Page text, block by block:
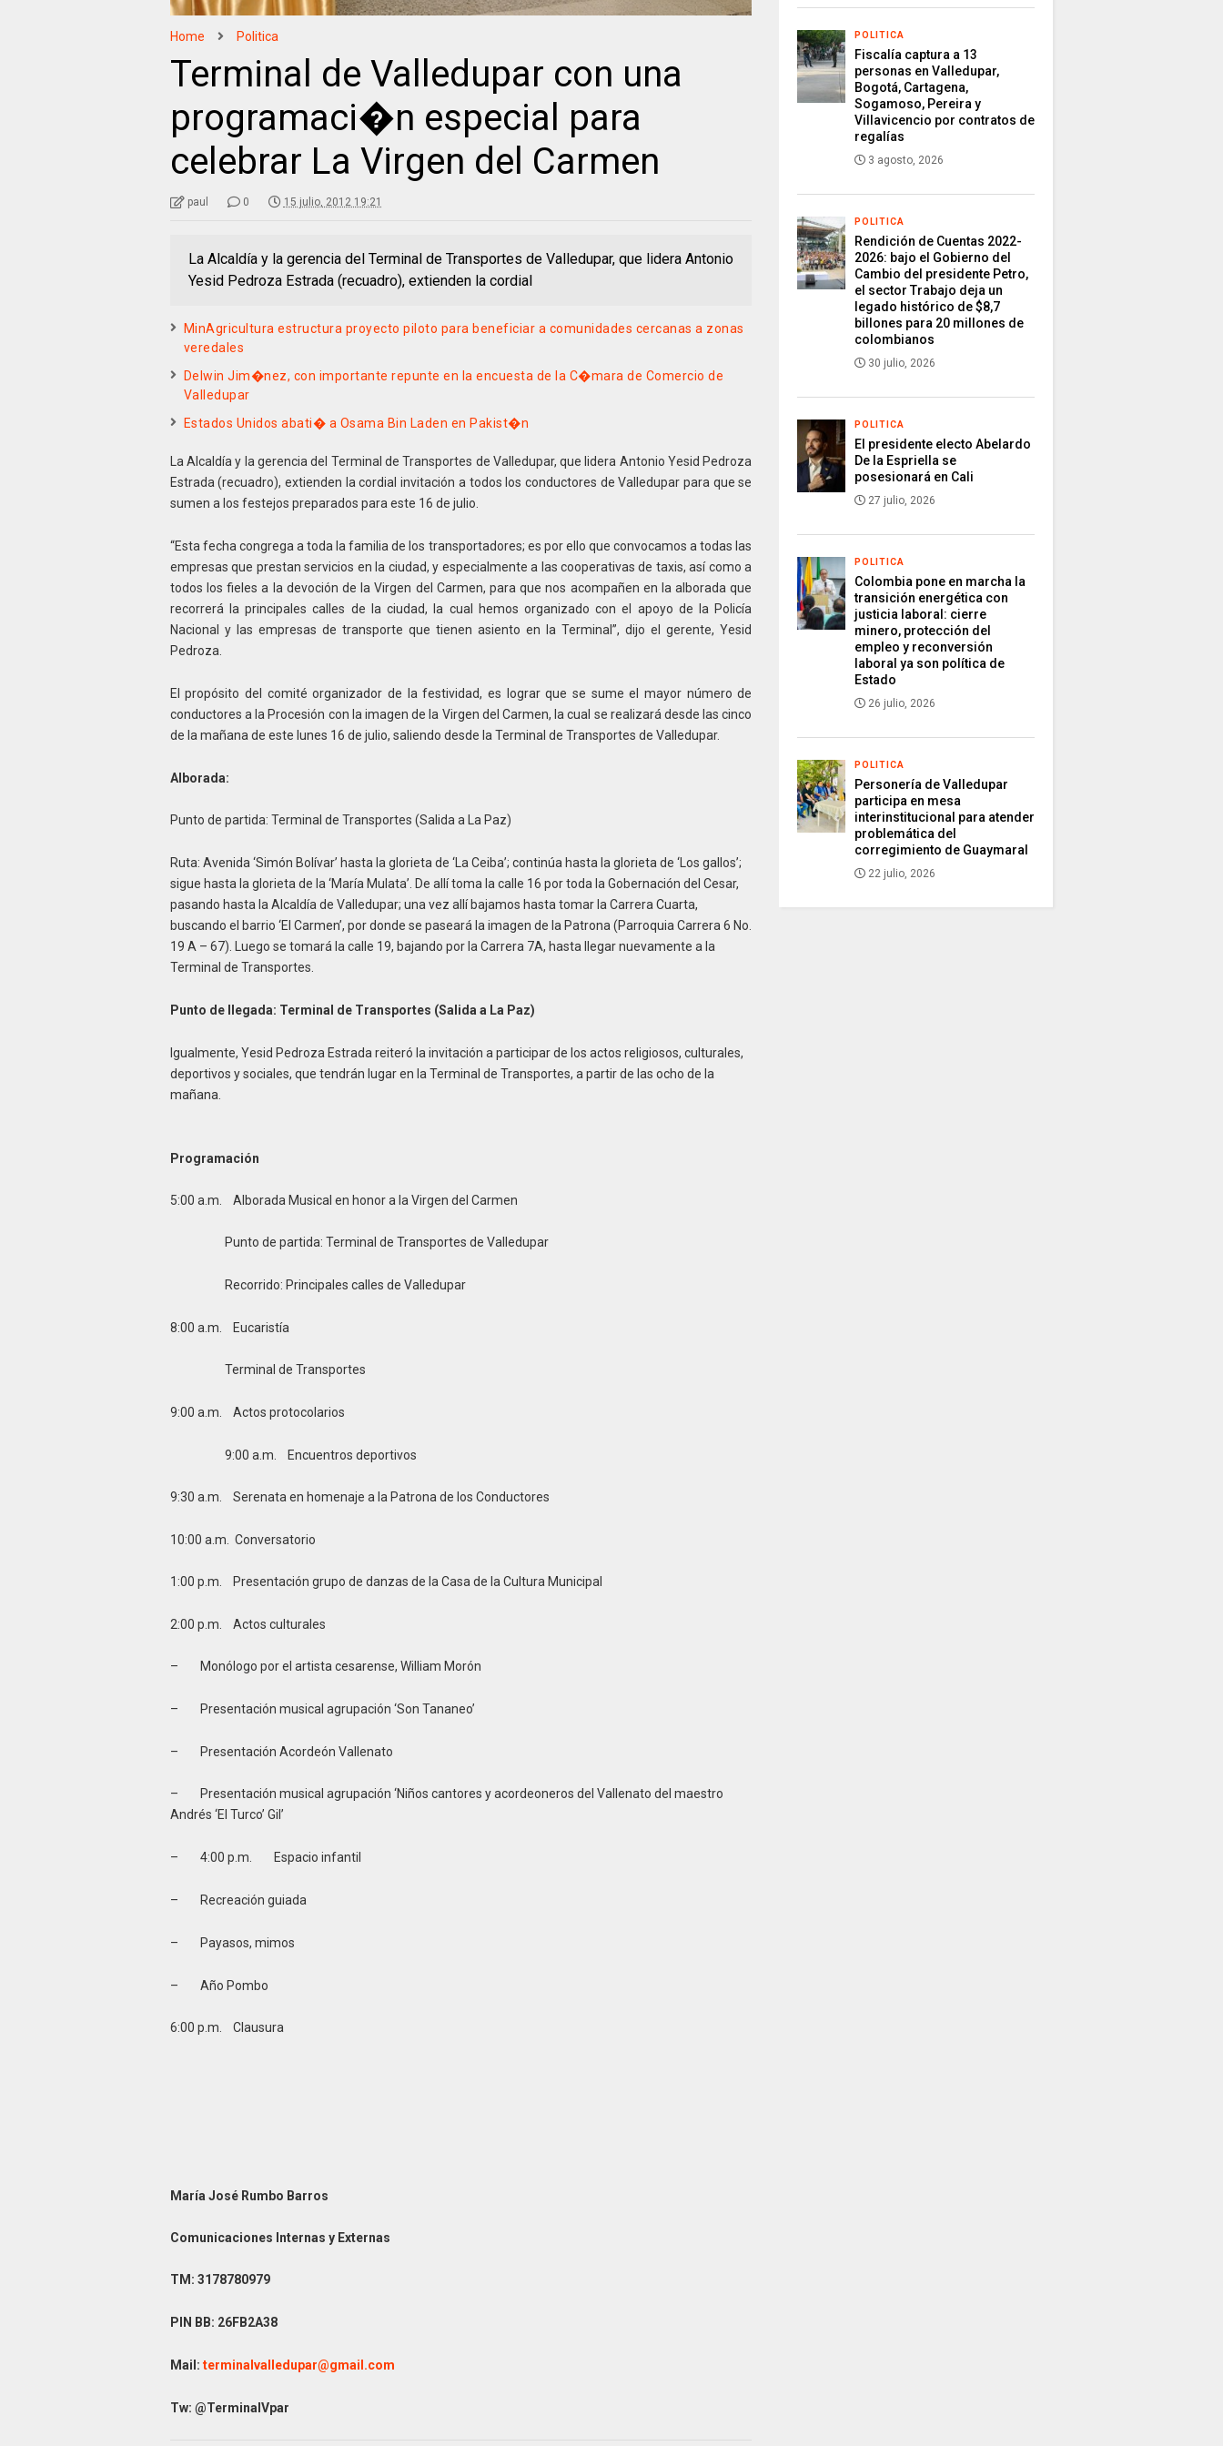
Home Politica
Terminal de Valledupar con una
programaci�n especial para
celebrar La Virgen del Carmen
paul 0 15 julio, 2012 19:21
La Alcaldía y la gerencia del Terminal de Transportes de Valledupar, que lidera Antonio
Yesid Pedroza Estrada (recuadro), extienden la cordial
MinAgricultura estructura proyecto piloto para beneficiar a comunidades cercanas a zonas
veredales
Delwin Jim�nez, con importante repunte en la encuesta de la C�mara de Comercio de
Valledupar
Estados Unidos abati� a Osama Bin Laden en Pakist�n
La Alcaldía y la gerencia del Terminal de Transportes de Valledupar, que lidera Antonio Yesid Pedroza
Estrada (recuadro), extienden la cordial invitación a todos los conductores de Valledupar para que se
sumen a los festejos preparados para este 16 de julio.
“Esta fecha congrega a toda la familia de los transportadores; es por ello que convocamos a todas las
empresas que prestan servicios en la ciudad, y especialmente a las cooperativas de taxis, así como a
todos los fieles a la devoción de la Virgen del Carmen, para que nos acompañen en la alborada que
recorrerá la principales calles de la ciudad, la cual hemos organizado con el apoyo de la Policía
Nacional y las empresas de transporte que tienen asiento en la Terminal”, dijo el gerente, Yesid
Pedroza.
El propósito del comité organizador de la festividad, es lograr que se sume el mayor número de
conductores a la Procesión con la imagen de la Virgen del Carmen, la cual se realizará desde las cinco
de la mañana de este lunes 16 de julio, saliendo desde la Terminal de Transportes de Valledupar.
Alborada:
Punto de partida: Terminal de Transportes (Salida a La Paz)
Ruta: Avenida ‘Simón Bolívar’ hasta la glorieta de ‘La Ceiba’; continúa hasta la glorieta de ‘Los gallos’;
sigue hasta la glorieta de la ‘María Mulata’. De allí toma la calle 16 por toda la Gobernación del Cesar,
pasando hasta la Alcaldía de Valledupar; una vez allí bajamos hasta tomar la Carrera Cuarta,
buscando el barrio ‘El Carmen’, por donde se paseará la imagen de la Patrona (Parroquia Carrera 6 No.
19 A – 67). Luego se tomará la calle 19, bajando por la Carrera 7A, hasta llegar nuevamente a la
Terminal de Transportes.
Punto de llegada: Terminal de Transportes (Salida a La Paz)
Igualmente, Yesid Pedroza Estrada reiteró la invitación a participar de los actos religiosos, culturales,
deportivos y sociales, que tendrán lugar en la Terminal de Transportes, a partir de las ocho de la
mañana.
Programación
5:00 a.m. Alborada Musical en honor a la Virgen del Carmen
Punto de partida: Terminal de Transportes de Valledupar
Recorrido: Principales calles de Valledupar
8:00 a.m. Eucaristía
Terminal de Transportes
9:00 a.m. Actos protocolarios
9:00 a.m. Encuentros deportivos
9:30 a.m. Serenata en homenaje a la Patrona de los Conductores
10:00 a.m. Conversatorio
1:00 p.m. Presentación grupo de danzas de la Casa de la Cultura Municipal
2:00 p.m. Actos culturales
– Monólogo por el artista cesarense, William Morón
– Presentación musical agrupación ‘Son Tananeo’
– Presentación Acordeón Vallenato
– Presentación musical agrupación ‘Niños cantores y acordeoneros del Vallenato del maestro
Andrés ‘El Turco’ Gil’
– 4:00 p.m. Espacio infantil
– Recreación guiada
– Payasos, mimos
– Año Pombo
6:00 p.m. Clausura
María José Rumbo Barros
Comunicaciones Internas y Externas
TM: 3178780979
PIN BB: 26FB2A38
Mail: terminalvalledupar@gmail.com
Tw: @TerminalVpar
POLITICA
Fiscalía captura a 13
personas en Valledupar,
Bogotá, Cartagena,
Sogamoso, Pereira y
Villavicencio por contratos de
regalías
3 agosto, 2026
POLITICA
Rendición de Cuentas 2022-
2026: bajo el Gobierno del
Cambio del presidente Petro,
el sector Trabajo deja un
legado histórico de $8,7
billones para 20 millones de
colombianos
30 julio, 2026
POLITICA
El presidente electo Abelardo
De la Espriella se
posesionará en Cali
27 julio, 2026
POLITICA
Colombia pone en marcha la
transición energética con
justicia laboral: cierre
minero, protección del
empleo y reconversión
laboral ya son política de
Estado
26 julio, 2026
POLITICA
Personería de Valledupar
participa en mesa
interinstitucional para atender
problemática del
corregimiento de Guaymaral
22 julio, 2026